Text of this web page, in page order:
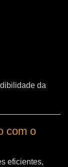
da
com o
eficientes,